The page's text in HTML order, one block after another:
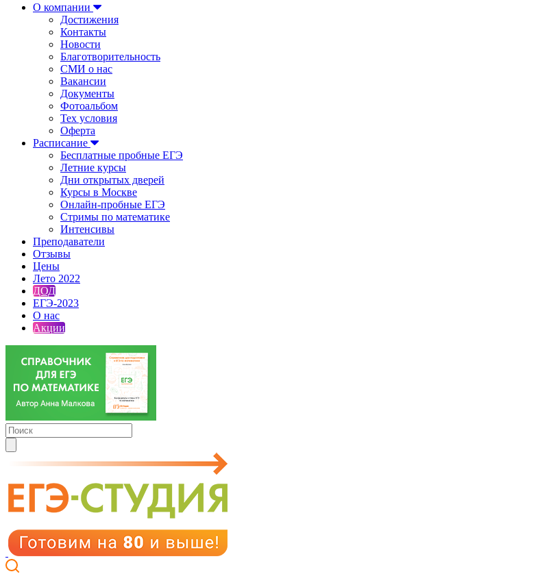
О компании
Достижения
Контакты
Новости
Благотворительность
СМИ о нас
Вакансии
Документы
Фотоальбом
Тех условия
Оферта
Расписание
Бесплатные пробные ЕГЭ
Летние курсы
Дни открытых дверей
Курсы в Москве
Онлайн-пробные ЕГЭ
Стримы по математике
Интенсивы
Преподаватели
Отзывы
Цены
Лето 2022
ДОД
ЕГЭ-2023
О нас
Акции